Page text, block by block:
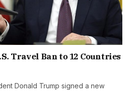
Travel Ban to 12 Countries
Donald Trump signed a new